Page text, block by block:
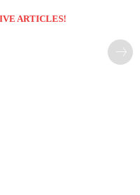
ARTICLES!